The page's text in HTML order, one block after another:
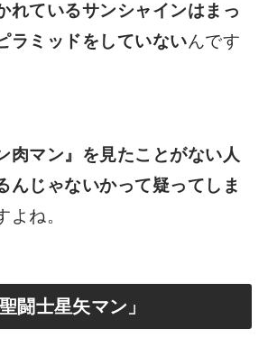
れているサンシャインはまっ
ラミッドをしていないんです
肉マン』を見たことがない人
んじゃないかって疑ってしま
よね。
闘士星矢マン」